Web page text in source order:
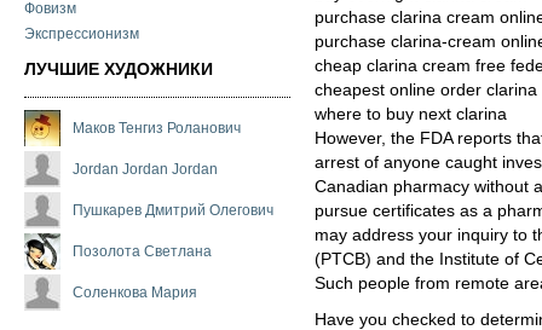
Фовизм
Экспрессионизм
ЛУЧШИЕ ХУДОЖНИКИ
Маков Тенгиз Роланович
Jordan Jordan Jordan
Пушкарев Дмитрий Олегович
Позолота Светлана
Соленкова Мария
purchase clarina cream
purchase clarina-cream
cheap clarina cream free
cheapest online order clarina
where to buy next clarina
However, the FDA reports
arrest of anyone caught
Canadian pharmacy without
pursue certificates as a
may address your inquiry to
(PTCB) and the Institute of
Such people from remote
Have you checked to